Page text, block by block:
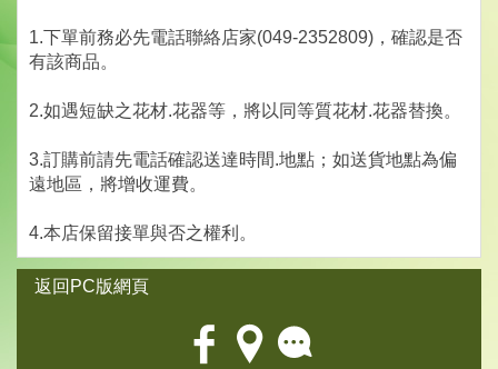
1.下單前務必先電話聯絡店家(049-2352809)，確認是否
有該商品。
2.如遇短缺之花材.花器等，將以同等質花材.花器替換。
3.訂購前請先電話確認送達時間.地點；如送貨地點為偏
遠地區，將增收運費。
4.本店保留接單與否之權利。
返回PC版網頁